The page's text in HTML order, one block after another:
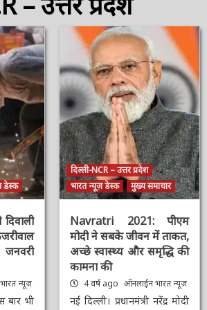
डेस्क
दिल्ली-NCR – उत्तर प्रदेश
भारत न्यूज़ डेस्क
मुख्य समाचार
Navratri 2021: पीएम
मोदी ने सबके जीवन में
ताकत, अच्छे स्वास्थ्य और
समृद्धि की कामना की
4 वर्ष ago
ऑनलाईन भारत